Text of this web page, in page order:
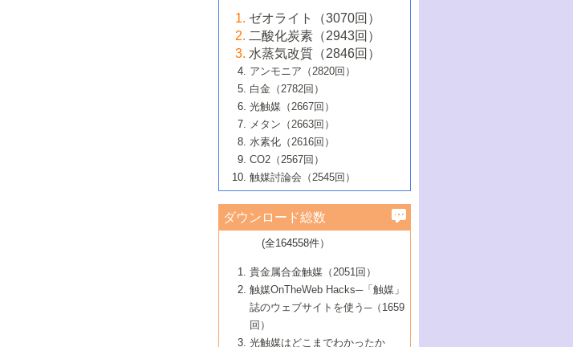
大学：オンライン・対面開催）
6号 メタン転換技術の最新動向
B号 第125回触媒討論会（2020年・工学
院大学）
5号 固体触媒による含窒素有機化合物変
換の最前線
6号 貴金属使用量低減に向けた自動車排
ガス浄化触媒の開発
B号 第123回触媒討論会（2019年・大阪
B号 第121回触媒討論会（2018年・東京
大学）
5号 水素のふるまいを解き明かす最先端
研究
6号 低級アルカンの有効利用のための触
媒技術
B号 第119回触媒討論会（2017年・首都
大学東京）
媒技術
3号 触媒研究の最先端～とびたて若き研究
者たち～（1）
4号 触媒研究の最先端～とびたて若き研究
者たち～（2）
5号 触媒研究の最先端～とびたて若き研究
者たち～（3）
6号 イオニクス材料と燃料電池・電解合成
の最新の研究動向
B号 第117回触媒討論会（2016年・大阪府
立大学）
2号 石油精製用触媒の最近の進展
3号 固体酸化物形燃料電池（SOFC）におけ
るアノード触媒上での燃料直接改質技術
4号 コアシェル構造の制御による触媒機能
5号 工業触媒およびその周辺技術の最近の
進歩
6号 ナノシート
B号 第115回触媒討論会（2015年・成蹊大
2号 光触媒反応機構に関する最新の研究動
向
開発動向
4号 人工光合成に向けた近年のアプローチ
5号 未利用熱エネルギーの有効活用に貢献
する触媒技術
6号 ポリオキソメタレート
B号 第113回触媒討論会（2014年・ロワジ
ールホテル豊橋）
1号 高耐久性燃料電池システム用触媒にお
ける新展開
2号 リビングラジカル重合の最近の動向
3号 天然ガスの化学工業的展開に関する触
媒技術
4号 貴金属触媒の精密構造制御とその活用
5号 バイオマス化成品製造のための固体触
6号 ナノ空間─吸着状態解析から新機能開拓
B号 第111回触媒討論会（2013年・関西大
▼54巻（2012年）
1号 規則性多孔体の利用技術における最近
の進歩
2号 第109回触媒討論会
3号 貴金属低減技術の最新動向
4号 貴金属代替技術の最新動向
5号 光触媒による物質変換反応の新展開
6号 グラフェン
7号 水素を利用する化成品合成の新潮流
▼53巻（2011年）
1号 金属学から見る合金触媒の新展開
2号 第107回触媒討論会
3号 触媒のその場観察法の進歩（１）
4号 触媒のその場観察法の進歩（２）
5号 不活性結合の触媒的活性化による有機
合成
6号 新しい固体酸触媒技術
7号 ゼオライト合成における最近の進歩
▼52巻（2010年）
1号 触媒の劣化対策と長寿命触媒開発
2号 第105回触媒討論会
3号 ナノ構造が拓く新機能
4号 活性サイトおよびその環境の精密な設
計による触媒の高機能化
5号 触媒を有効に使うための技術
7号 有機分子触媒による精密有機合成
8号 高機能化ポリオレフィンに向けた重合
触媒の最近の進展
1号 炭素材料－熱い注目を集める材料－
2号 第103回触媒討論会
3号 環境浄化用光触媒の現状と課題
4号 水素社会の実現に向けた水素製造・貯
蔵技術の進歩
5号 CO2が関わる触媒・材料
7号 持続可能社会実現のための触媒および
触媒関連技術
▼50巻（2008年）
1号 触媒化学と学会のこの10年，半世紀，
そして未来
2号 第101回触媒討論会
4号 錯体を利用したユニークな表面構造の
構築と機能
5号 若手会員による触媒研究の未来展望1：
企業編
6号 第102回触媒討論会
7号 触媒・化学反応における計算化学の進
▼49巻（2007年）
1号 含フッ素化合物の合成と触媒
2号 第99回触媒討論会
3号 実用的ファインケミカル合成プロセス
を実現する触媒
5号 こんな物質，あんな物質―新たな触媒
の可能性―
7号 『結晶の化学』を活かした触媒研究
▼48巻（2006年）
1号 固体酸触媒の最近の進歩
2号 第97回触媒討論会
3号 リビング重合触媒の最近の展開
5号 水素製造・貯蔵のための触媒技術の新
しい展開
6号 第98回触媒討論会
1号 最近の触媒担体とその効果
2号 第95回触媒討論会
4号 水分解用光触媒材料
5号 時間分解分光の進歩と応用
6号 第96回触媒討論会
▼46巻（2004年）
1号 部分酸化反応触媒の最前線
2号 第93回触媒討論会
3号 特殊エネルギー場の触媒反応
4号 生体内における金属の触媒作用
5号 ファインケミカルズの展開に寄与する
▼45巻（2003年）
1号 なぜこの触媒が良いのか？
2号 第91回触媒討論会
3号 最近の自動車排ガス処理技術
4号 触媒研究の現状と将来─第90回触媒討論
▼44巻（2002年）
1号 高次制御された触媒の化学
2号 第89回触媒討論会
3号 触媒を利用した電気化学の新展開
▼43巻（2001年）
1号 グリーンケミストリーと触媒
2号 第87回触媒討論会特集号
▼42巻（2000年）
1号 触媒反応工学の明日を拓く
▼41巻（1999年）
ゼオライト（3070回）
二酸化炭素（2943回）
水蒸気改質（2846回）
アンモニア（2820回）
白金（2782回）
光触媒（2667回）
メタン（2663回）
水素化（2616回）
CO2（2567回）
触媒討論会（2545回）
ダウンロード総数
(全164558件）
貴金属合金触媒（2051回）
触媒OnTheWeb Hacks─「触媒」
誌のウェブサイトを使う─（1659
回）
光触媒はどこまでわかったか